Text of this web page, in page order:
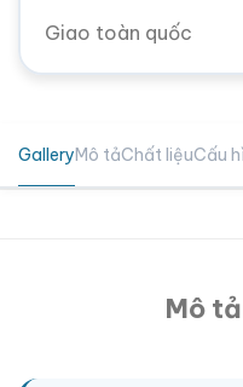
Giao toàn quốc
GalleryMô tảChất liệuCấu
Mô